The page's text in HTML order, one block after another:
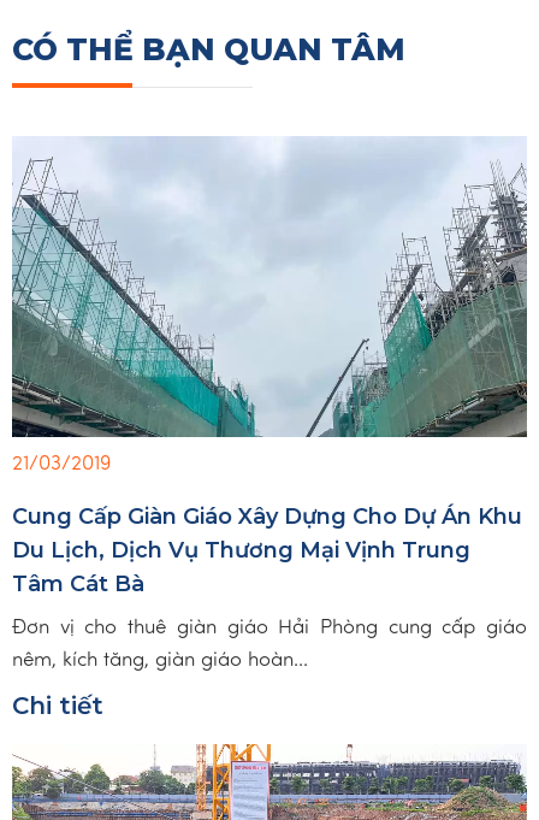
CÓ THỂ BẠN QUAN TÂM
21/03/2019
Cung Cấp Giàn Giáo Xây Dựng Cho Dự Án Khu
Du Lịch, Dịch Vụ Thương Mại Vịnh Trung
Tâm Cát Bà
Đơn vị cho thuê giàn giáo Hải Phòng cung cấp giáo
nêm, kích tăng, giàn giáo hoàn...
Chi tiết